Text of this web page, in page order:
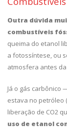
Outra dúvida
combustíveis
queima do etanol
a fotossíntese, ou
atmosfera antes
Já o gás carbônico
estava no petróleo
liberação de CO2
uso de etanol